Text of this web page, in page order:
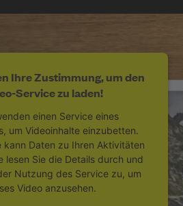
Ihre Zustimmung, um den
Service zu laden!
einen Service eines
um Videoinhalte einzubetten.
kann Daten zu Ihren Aktivitäten
lesen Sie die Details durch und
Nutzung des Service zu, um
Video anzusehen.